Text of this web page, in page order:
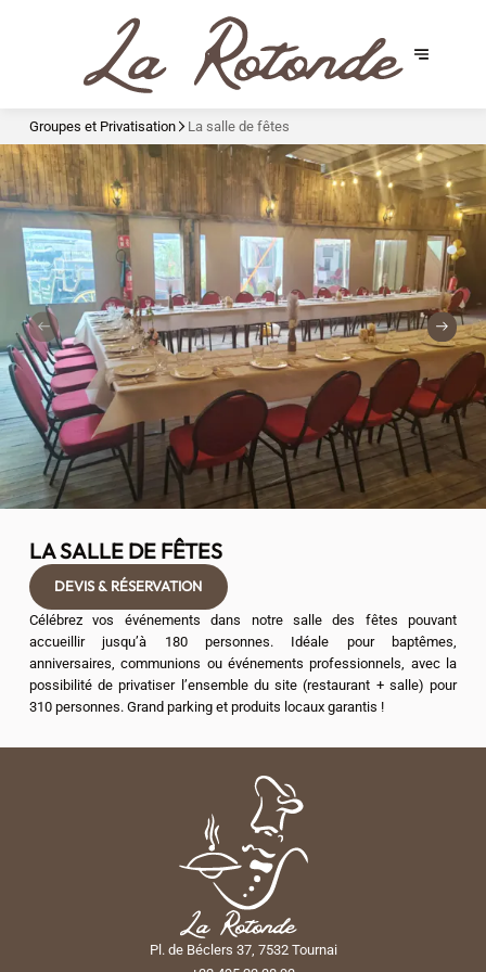
Groupes et Privatisation La salle de fêtes
LA SALLE DE FÊTES
DEVIS & RÉSERVATION
Célébrez vos événements dans notre salle des fêtes pouvant
accueillir jusqu’à 180 personnes. Idéale pour baptêmes,
anniversaires, communions ou événements professionnels, avec la
possibilité de privatiser l’ensemble du site (restaurant + salle) pour
310 personnes. Grand parking et produits locaux garantis !
Pl. de Béclers 37, 7532 Tournai